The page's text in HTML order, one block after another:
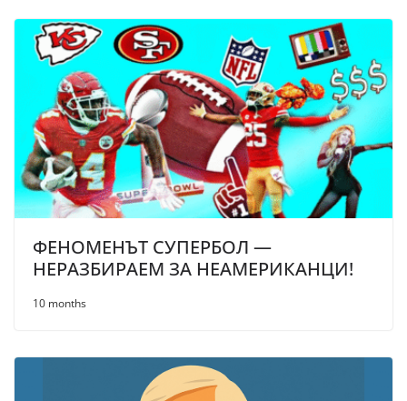
ФЕНОМЕНЪТ СУПЕРБОЛ —
НЕРАЗБИРАЕМ ЗА НЕАМЕРИКАНЦИ!
10 months